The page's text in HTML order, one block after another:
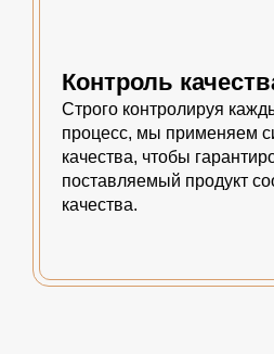
Контроль
Строго контролируя
процесс, мы применяем
качества, чтобы
поставляемый продукт
качества.